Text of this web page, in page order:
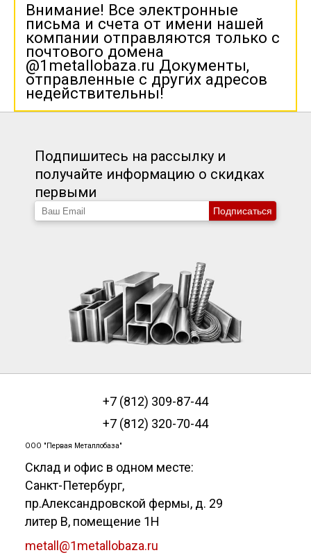
Внимание! Все электронные
письма и счета от имени нашей
компании отправляются только с
почтового домена
@1metallobaza.ru Документы,
отправленные с других адресов
недействительны!
Подпишитесь на рассылку и
получайте информацию о скидках
первыми
Подписаться
+7 (812) 309-87-44
+7 (812) 320-70-44
ООО "Первая Металлобаза"
Склад и офис в одном месте:
Санкт-Петербург,
пр.Александровской фермы, д. 29
литер В, помещение 1Н
metall@1metallobaza.ru